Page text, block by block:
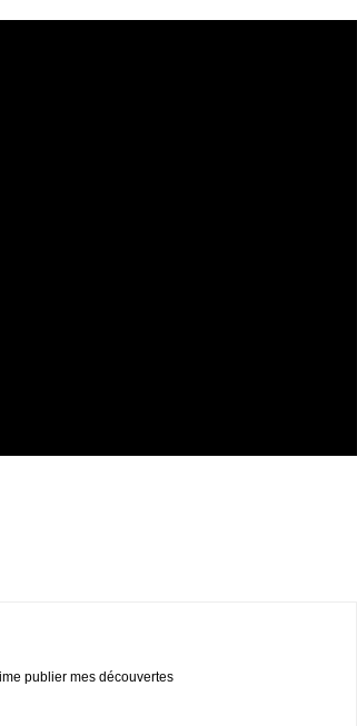
publier mes découvertes